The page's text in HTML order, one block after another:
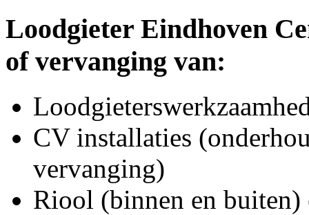
Loodgieter Eindhoven
of vervanging van:
CV installaties
vervanging)
Riool (binnen en buiten)